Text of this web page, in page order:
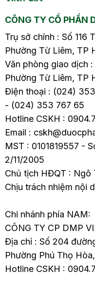
CÔNG TY CỔ PHẦN
Trụ sở chính : Số 116
Phường Từ Liêm, TP
Văn phòng giao dịch
Phường Từ Liêm, TP
Điện thoại : (024)
- (024) 353 767 65
Hotline CSKH :
Email :
MST : 0101819557 -
2/11/2005
Chủ tịch HĐQT : Ngô
Chịu trách nhiệm nội
Chi nhánh phía NAM:
CÔNG TY CP DMP
Địa chỉ : Số 204
Phường Phú Thọ
Hotline CSKH :